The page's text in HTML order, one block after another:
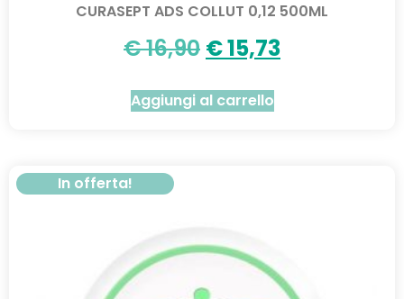
CURASEPT ADS COLLUT 0,12 500ML
€16,90 €15,73
Aggiungi al carrello
In offerta!